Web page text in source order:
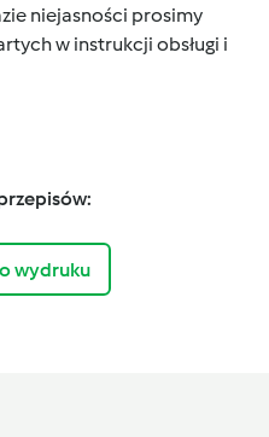
niejasności prosimy
w instrukcji obsługi i
wydruku